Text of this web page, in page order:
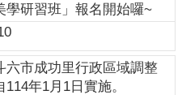
學研習班」報名開始囉~
六市成功里行政區域調整
年1月1日實施。